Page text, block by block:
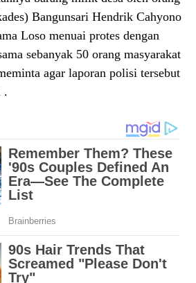
Bangunsari Hendrik Cahyono
Loso menuai protes dengan
sebanyak 50 orang masyarakat
agar laporan polisi tersebut
.